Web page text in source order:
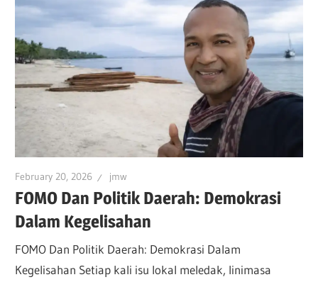
February 20, 2026 jmw
FOMO Dan Politik Daerah: Demokrasi
Dalam Kegelisahan
FOMO Dan Politik Daerah: Demokrasi Dalam
Kegelisahan Setiap kali isu lokal meledak, linimasa